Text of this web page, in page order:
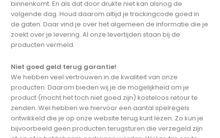
binnenkomt. En als dat door drukte niet kan alsnog de
volgende dag. Houd daarom altijd je trackingcode goed in
de gaten. Daar vind je over het algemeen de informatie die je
zoekt over je levering. Al onze levertijden staan bij de
producten vermeld.
Niet goed geld terug garantie!
We hebben veel vertrouwen in de kwaliteit van onze
producten. Daarom bieden wij je de mogelijkheid om je
product (mocht het toch niet goed zijn) kosteloos retour te
zenden. Wel hebben we hiervoor een aantal spelregels
ontwikkeld die je op onze website terug kunt lezen. Zo kun je
bijvoorbeeld geen producten terugsturen die verzegeld zijn